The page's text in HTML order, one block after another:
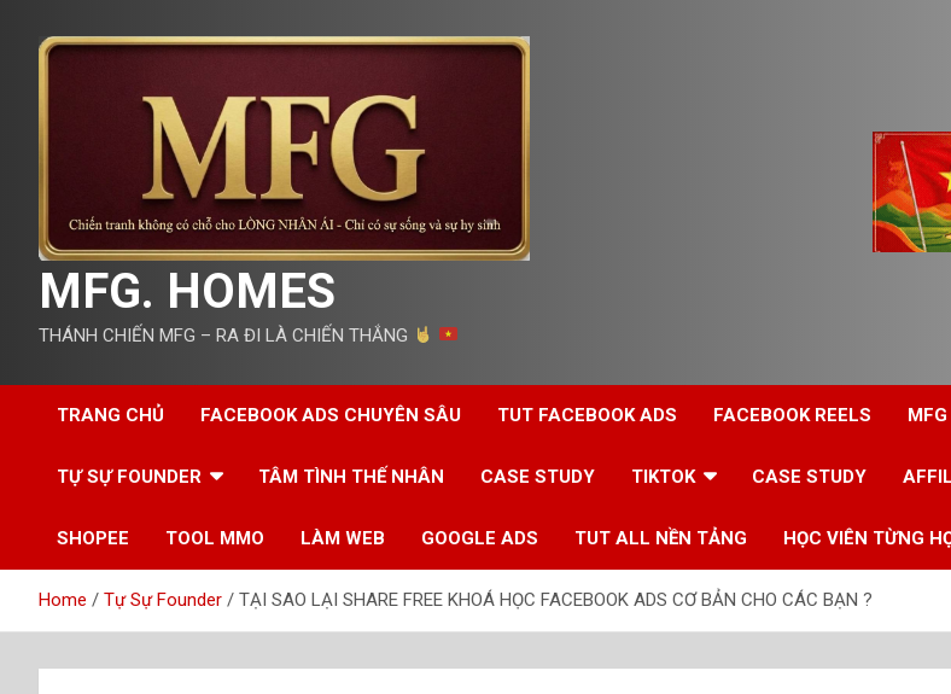
content
MFG. HOMES
THÁNH CHIẾN MFG – RA ĐI LÀ CHIẾN THẮNG
TRANG CHỦ FACEBOOK ADS CHUYÊN SÂU TUT FACEBOOK ADS FACEBOOK REELS
TỰ SỰ FOUNDER TÂM TÌNH THẾ NHÂN CASE STUDY TIKTOK CASE STUDY
SHOPEE TOOL MMO LÀM WEB GOOGLE ADS TUT ALL NỀN TẢNG HỌC VIÊN TỪNG
Home Tự Sự Founder TẠI SAO LẠI SHARE FREE KHOÁ HỌC FACEBOOK ADS CƠ BẢN CHO CÁC BẠN ?